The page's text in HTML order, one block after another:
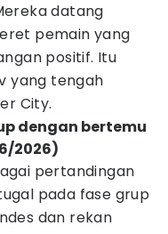
datang
pemain yang
positif. Itu
yang tengah
City.
dengan bertemu
2026)
pertandingan
pada fase grup
dan rekan